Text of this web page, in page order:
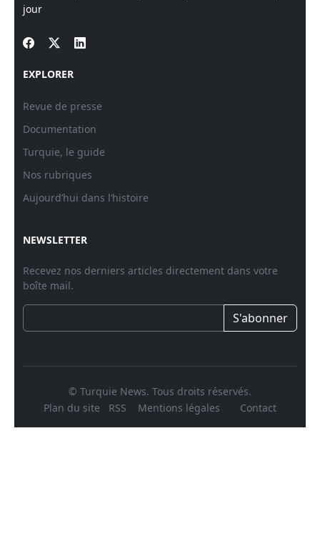
jour
EXPLORER
Revue de presse
Documentation
Turquie, le guide
Nos rubriques
Aujourd’hui dans l’histoire
NEWSLETTER
Recevez nos derniers articles directement dans votre
boîte mail.
S'abonner
© Turquie News. Tous droits réservés.
Plan du site
RSS Mentions légales Contact